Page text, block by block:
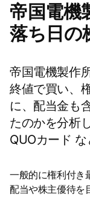
帝国電機
落ち日の
帝国電機製作
終値で買い、
に、配当金も
たのかを分析
QUOカード な
一般的に権利付き
配当や株主優待を